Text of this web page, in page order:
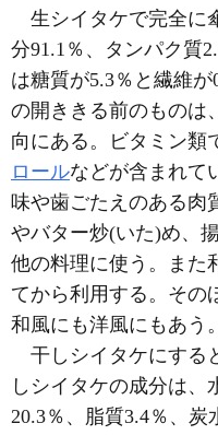
生シイタケで完全に
分91.1％、タンパク質
は糖質が5.3％と繊維
の開ききる前のものは
向にある。ビタミン類
ロールなどが含まれて
味や歯ごたえのある肉
やバター炒(いた)め、
他の料理に使う。また
てから利用する。その
和風にも洋風にもあう。
干しシイタケにする
しシイタケの成分は、
20.3％、脂質3.4％、